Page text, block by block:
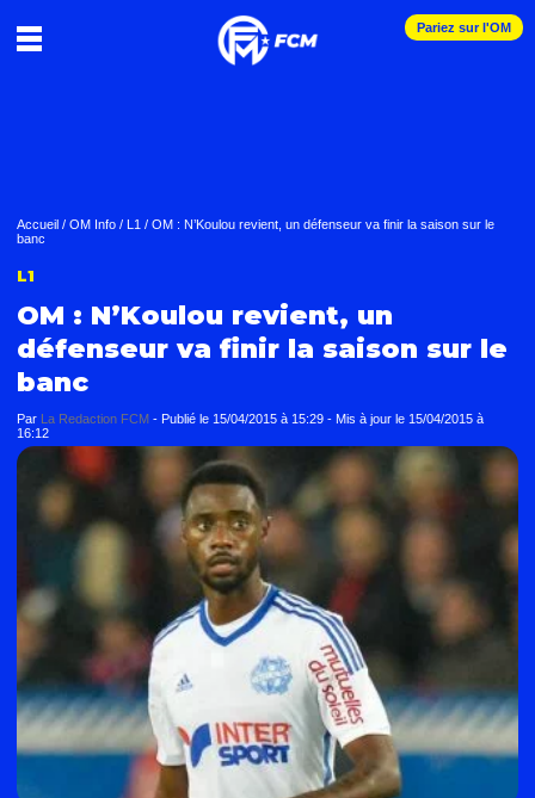
Pariez sur l'OM
Accueil / OM Info / L1 / OM : N’Koulou revient, un défenseur va finir la saison sur le
banc
L1
OM : N’Koulou revient, un
défenseur va finir la saison sur le
banc
Par La Redaction FCM - Publié le 15/04/2015 à 15:29 - Mis à jour le 15/04/2015 à
16:12